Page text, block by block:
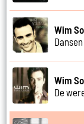
Wim
Dansen
Wim
De